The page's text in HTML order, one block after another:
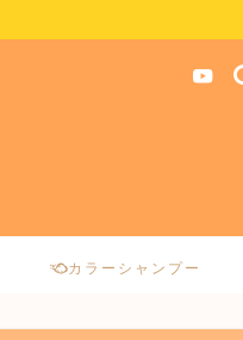
カラーシャンプー